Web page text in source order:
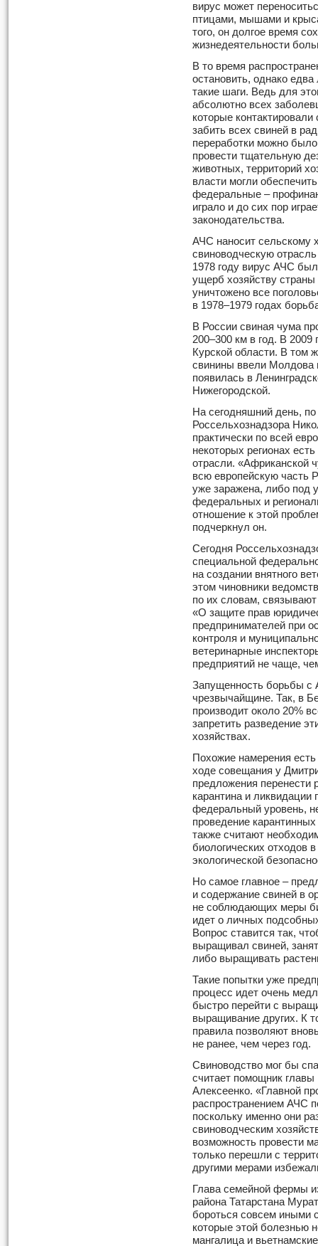
вирус может
птицами, мышами и
того, он долгое время
жизнедеятельности
В то время
остановить, однако
такие шаги. Ведь для
абсолютно всех
которые
забить всех свиней в
переработки можно
провести тщательную
животных, территорий
власти могли
федеральные –
играло и до сих пор
законодательства.
АЧС наносит сельскому
свиноводческую
1978 году вирус АЧС
ущерб хозяйству
уничтожено все
в 1978–1979 годах
В России свиная чума
200–300 км в год. В 2009
Курской области. В том
свинины ввели Молдова
появилась в
Нижегородской.
На сегодняшний день,
Россельхознадзора
практически по всей
некоторых регионах
отрасли. «Африканской
всю европейскую часть
уже заражена, либо под
федеральных и
отношение к этой
подчеркнул он.
Сегодня
специальной
на создании внятного
этом чиновники
по их словам,
«О защите прав
предпринимателей при
контроля и
ветеринарные
предприятий не чаще,
Запущенность борьбы с
чрезвычайщине. Так, в
производит около 20%
запретить разведение
хозяйствах.
Похожие намерения
ходе совещания у
предложения перенести
карантина и
федеральный уровень,
проведение
также считают
биологических отходов
экологической
Но самое главное –
и содержание свиней в
не соблюдающих меры
идет о личных
Вопрос ставится так,
выращивал свиней,
либо выращивать
Такие попытки уже
процесс идет очень
быстро перейти с
выращивание других. К
правила позволяют
не ранее, чем через год.
Свиноводство мог бы
считает помощник
Алексеенко. «Главной
распространением АЧС
поскольку именно они
свиноводческим
возможность провести
только перешли с
другими мерами
Глава семейной фермы
района Татарстана
бороться совсем иными
которые этой болезнью
мангалица и